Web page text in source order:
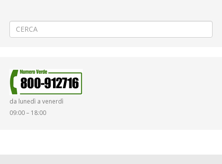
da lunedì a venerdì
09:00 – 18:00